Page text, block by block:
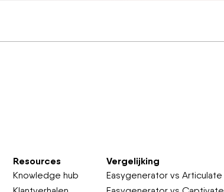
Resources
Knowledge hub
Vergelijking
Easygenerator vs Articulate